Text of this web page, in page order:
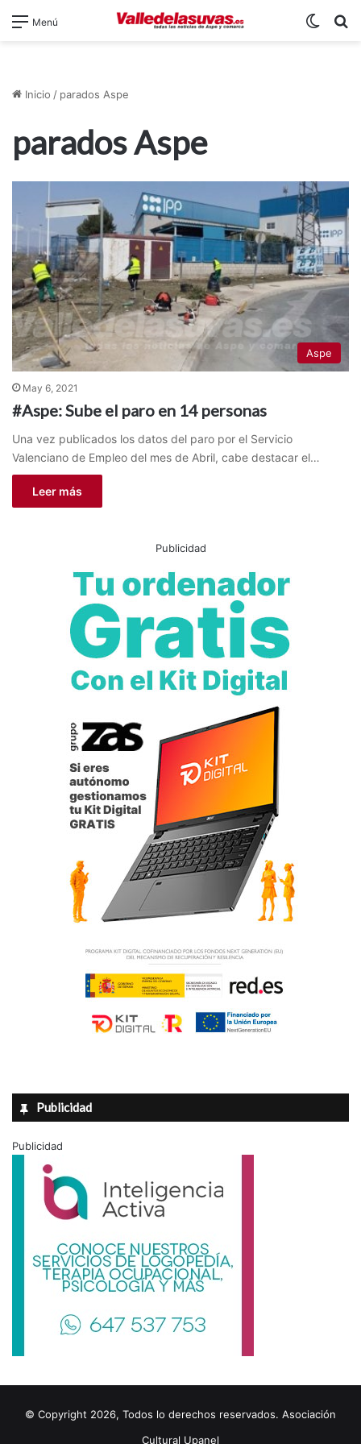
Menú
Inicio / parados Aspe
parados Aspe
Aspe
May 6, 2021
#Aspe: Sube el paro en 14 personas
Una vez publicados los datos del paro por el Servicio
Valenciano de Empleo del mes de Abril, cabe destacar el…
Leer más
Publicidad
Publicidad
Publicidad
© Copyright 2026, Todos lo derechos reservados. Asociación
Cultural Upanel